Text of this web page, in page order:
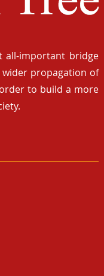
all-important bridge
propagation of
to build a more